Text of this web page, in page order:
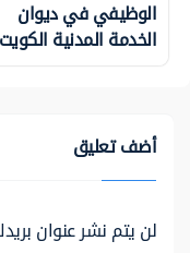
الوظيفي في ديوان
الخدمة المدنية الكويت
أضف تعليق
لن يتم نشر عنوان